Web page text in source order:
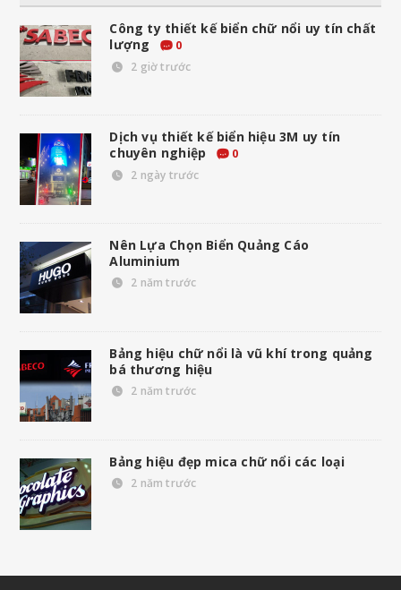
Công ty thiết kế biển chữ nổi uy tín chất
lượng
0
2 giờ trước
Dịch vụ thiết kế biển hiệu 3M uy tín
chuyên nghiệp
0
2 ngày trước
Nên Lựa Chọn Biển Quảng Cáo
Aluminium
2 năm trước
Bảng hiệu chữ nổi là vũ khí trong quảng
bá thương hiệu
2 năm trước
Bảng hiệu đẹp mica chữ nổi các loại
2 năm trước